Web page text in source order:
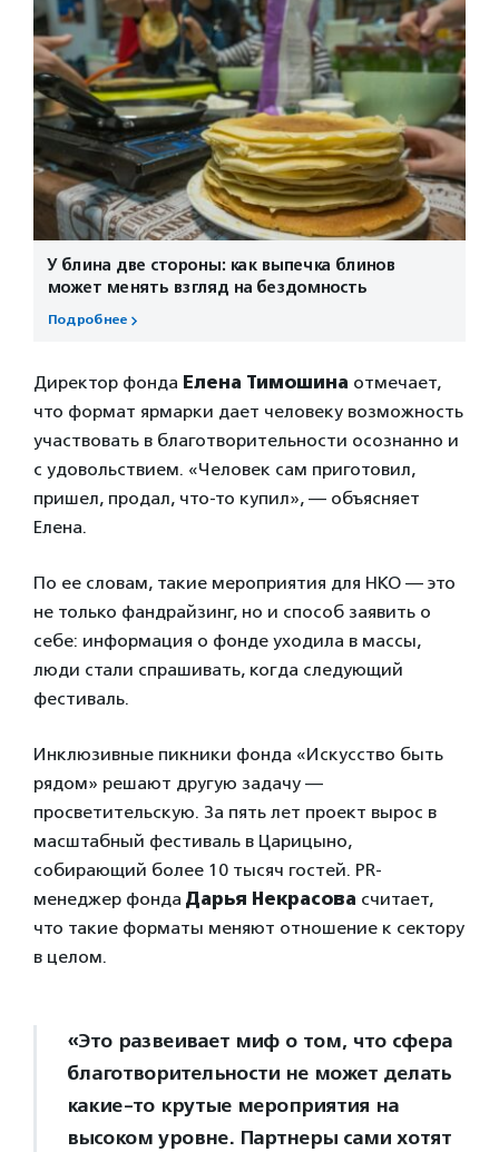
У блина две стороны: как выпечка блинов
может менять взгляд на бездомность
Подробнее
Директор фонда Елена Тимошина отмечает,
что формат ярмарки дает человеку возможность
участвовать в благотворительности осознанно и
с удовольствием. «Человек сам приготовил,
пришел, продал, что-то купил», — объясняет
Елена.
По ее словам, такие мероприятия для НКО — это
не только фандрайзинг, но и способ заявить о
себе: информация о фонде уходила в массы,
люди стали спрашивать, когда следующий
фестиваль.
Инклюзивные пикники фонда «Искусство быть
рядом» решают другую задачу —
просветительскую. За пять лет проект вырос в
масштабный фестиваль в Царицыно,
собирающий более 10 тысяч гостей. PR-
менеджер фонда Дарья Некрасова считает,
что такие форматы меняют отношение к сектору
в целом.
«Это развеивает миф о том, что сфера
благотворительности не может делать
какие-то крутые мероприятия на
высоком уровне. Партнеры сами хотят